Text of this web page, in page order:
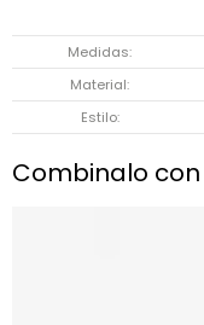
Medidas
Material
Estilo
Combinalo con